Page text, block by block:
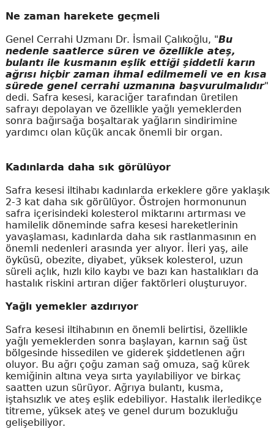
Ne zaman harekete geçmeli
Genel Cerrahi Uzmanı Dr. İsmail Çalıkoğlu, "Bu
nedenle saatlerce süren ve özellikle ateş,
bulantı ile kusmanın eşlik ettiği şiddetli karın
ağrısı hiçbir zaman ihmal edilmemeli ve en kısa
sürede genel cerrahi uzmanına başvurulmalıdır"
dedi. Safra kesesi, karaciğer tarafından üretilen
safrayı depolayan ve özellikle yağlı yemeklerden
sonra bağırsağa boşaltarak yağların sindirimine
yardımcı olan küçük ancak önemli bir organ.
Kadınlarda daha sık görülüyor
Safra kesesi iltihabı kadınlarda erkeklere göre yaklaşık
2-3 kat daha sık görülüyor. Östrojen hormonunun
safra içerisindeki kolesterol miktarını artırması ve
hamilelik döneminde safra kesesi hareketlerinin
yavaşlaması, kadınlarda daha sık rastlanmasının en
önemli nedenleri arasında yer alıyor. İleri yaş, aile
öyküsü, obezite, diyabet, yüksek kolesterol, uzun
süreli açlık, hızlı kilo kaybı ve bazı kan hastalıkları da
hastalık riskini artıran diğer faktörleri oluşturuyor.
Yağlı yemekler azdırıyor
Safra kesesi iltihabının en önemli belirtisi, özellikle
yağlı yemeklerden sonra başlayan, karnın sağ üst
bölgesinde hissedilen ve giderek şiddetlenen ağrı
oluyor. Bu ağrı çoğu zaman sağ omuza, sağ kürek
kemiğinin altına veya sırta yayılabiliyor ve birkaç
saatten uzun sürüyor. Ağrıya bulantı, kusma,
iştahsızlık ve ateş eşlik edebiliyor. Hastalık ilerledikçe
titreme, yüksek ateş ve genel durum bozukluğu
gelişebiliyor.